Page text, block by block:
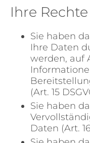
Ihre Rechte
Sie haben
Ihre Daten
werden, auf
(Art. 15
Sie haben
Daten (Art.